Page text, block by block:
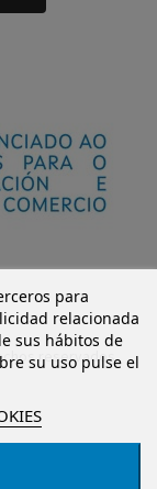
para
relacionada
sus hábitos de
su uso pulse el
reservados.